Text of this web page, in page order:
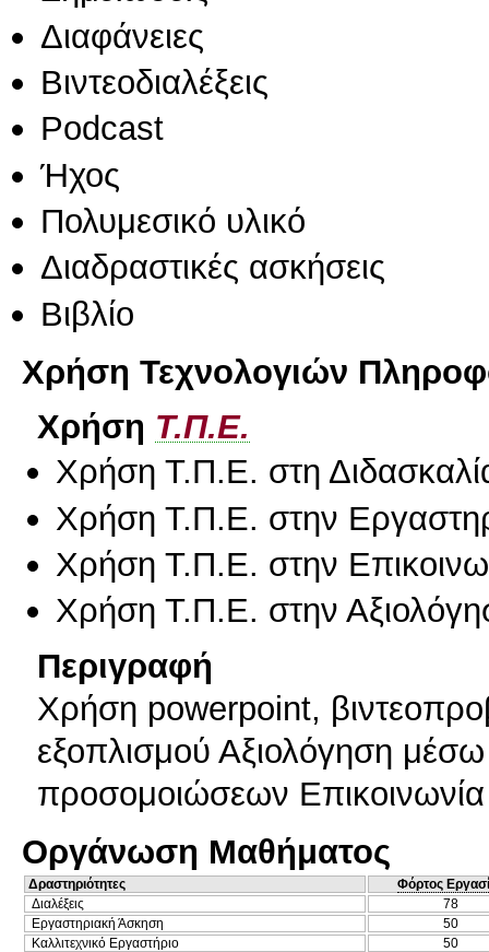
Διαφάνειες
Βιντεοδιαλέξεις
Podcast
Ήχος
Πολυμεσικό υλικό
Διαδραστικές ασκήσεις
Βιβλίο
Χρήση Τεχνολογιών
Χρήση Τ.Π.Ε.
Χρήση Τ.Π.Ε. στη
Χρήση Τ.Π.Ε. στην
Χρήση Τ.Π.Ε. στην
Χρήση Τ.Π.Ε. στην
Περιγραφή
Χρήση powerpoint,
εξοπλισμού Αξιολόγηση
προσομοιώσεων
Οργάνωση Μαθήματος
Δραστηριότητες
Φόρτος
Διαλέξεις
78
Εργαστηριακή Άσκηση
50
Καλλιτεχνικό Εργαστήριο
50